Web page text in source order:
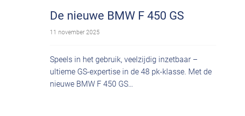
De nieuwe BMW F 450 GS
11 november 2025
Speels in het gebruik, veelzijdig inzetbaar –
ultieme GS-expertise in de 48 pk-klasse. Met de
nieuwe BMW F 450 GS…